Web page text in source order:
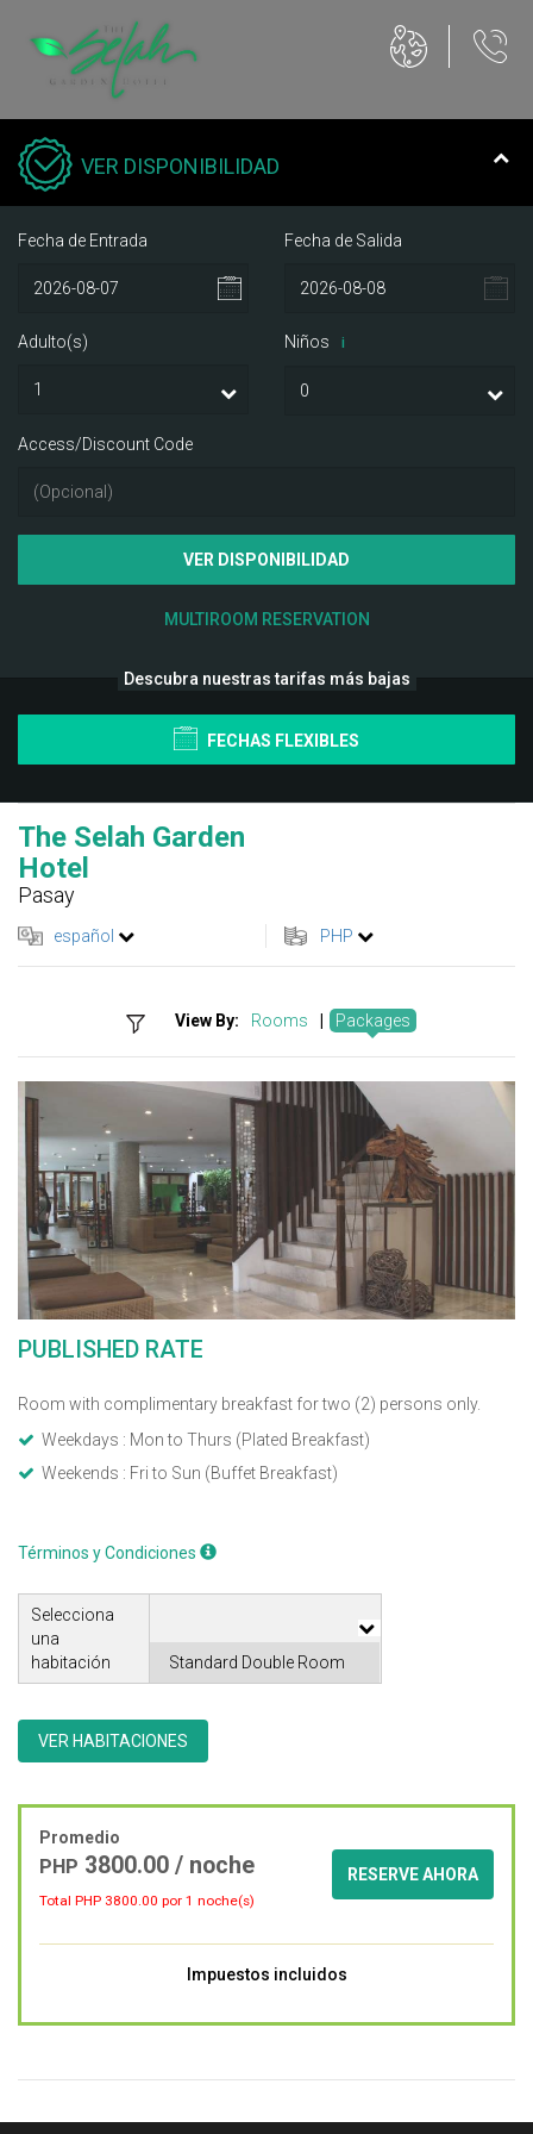
VER DISPONIBILIDAD
Fecha de Entrada Fecha de Salida
Adulto(s) Niños i
Access/Discount Code
VER DISPONIBILIDAD
MULTIROOM RESERVATION
Descubra nuestras tarifas más bajas
FECHAS FLEXIBLES
The Selah Garden
Hotel
Pasay
español PHP
View By: Rooms Packages
PUBLISHED RATE
Room with complimentary breakfast for two (2) persons only.
Weekdays : Mon to Thurs (Plated Breakfast)
Weekends : Fri to Sun (Buffet Breakfast)
Términos y Condiciones
Selecciona
una
habitación
VER HABITACIONES
Promedio
PHP 3800.00 / noche
Total PHP 3800.00 por 1 noche(s)
RESERVE AHORA
Impuestos incluidos